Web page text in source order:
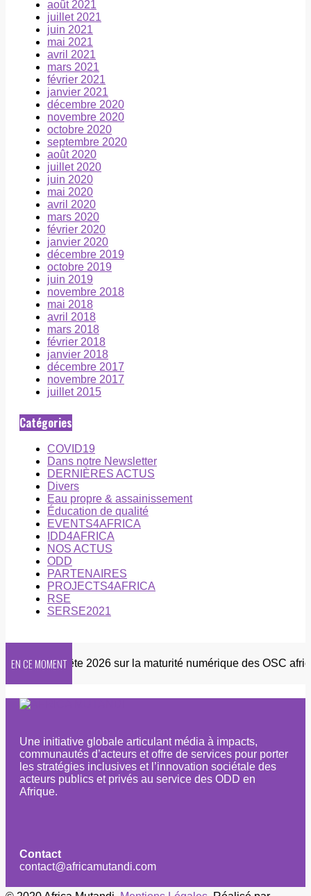
août 2021
juillet 2021
juin 2021
mai 2021
avril 2021
mars 2021
février 2021
janvier 2021
décembre 2020
novembre 2020
octobre 2020
septembre 2020
août 2020
juillet 2020
juin 2020
mai 2020
avril 2020
mars 2020
février 2020
janvier 2020
décembre 2019
octobre 2019
juin 2019
novembre 2018
mai 2018
avril 2018
mars 2018
février 2018
janvier 2018
décembre 2017
novembre 2017
juillet 2015
Catégories
COVID19
Dans notre Newsletter
DERNIÈRES ACTUS
Divers
Eau propre & assainissement
Éducation de qualité
EVENTS4AFRICA
IDD4AFRICA
NOS ACTUS
ODD
PARTENAIRES
PROJECTS4AFRICA
RSE
SERSE2021
EN CE MOMENT
Enquête 2026 sur la maturité numérique des OSC
Une initiative globale articulant média à impacts,
communautés d’acteurs et offre de services pour porter
les stratégies inclusives et l’innovation sociétale des
acteurs publics et privés au service des ODD en
Afrique.
Contact
contact@africamutandi.com